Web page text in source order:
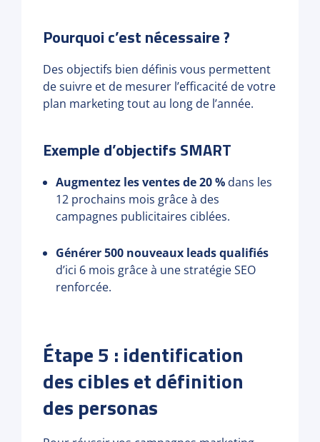
Pourquoi c’est nécessaire ?
Des objectifs bien définis vous permettent
de suivre et de mesurer l’efficacité de votre
plan marketing tout au long de l’année.
Exemple d’objectifs SMART
Augmentez les ventes de 20 % dans les
12 prochains mois grâce à des
campagnes publicitaires ciblées.
Générer 500 nouveaux leads qualifiés
d’ici 6 mois grâce à une stratégie SEO
renforcée.
Étape 5 : identification
des cibles et définition
des personas